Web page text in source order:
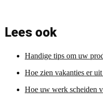
Lees ook
Handige tips om uw
Hoe zien vakanties er
Hoe uw werk scheiden